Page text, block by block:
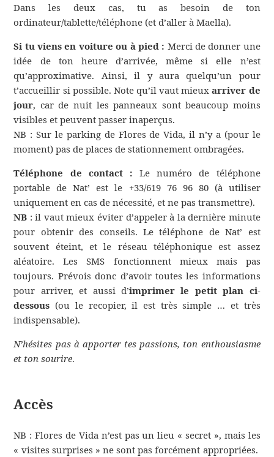
Dans les deux cas, tu as besoin de ton
ordinateur/tablette/téléphone (et d’aller à Maella).
Si tu viens en voiture ou à pied : Merci de donner une
idée de ton heure d’arrivée, même si elle n’est
qu’approximative. Ainsi, il y aura quelqu’un pour
t’accueillir si possible. Note qu’il vaut mieuxarriver de
jour, car de nuit les panneaux sont beaucoup moins
visibles et peuvent passer inaperçus.
NB : Sur le parking de Flores de Vida, il n’y a (pour le
moment) pas de places de stationnement ombragées.
Téléphone de contact : Le numéro de téléphone
portable de Nat’ est le +33/619 76 96 80 (à utiliser
uniquement en cas de nécessité, et ne pas transmettre).
NB : il vaut mieux éviter d’appeler à la dernière minute
pour obtenir des conseils. Le téléphone de Nat’ est
souvent éteint, et le réseau téléphonique est assez
aléatoire. Les SMS fonctionnent mieux mais pas
toujours. Prévois donc d’avoir toutes les informations
pour arriver, et aussi d’imprimer le petit plan ci-
dessous (ou le recopier, il est très simple … et très
indispensable).
N’hésites pas à apporter tes passions, ton enthousiasme
et ton sourire.
Accès
NB : Flores de Vida n’est pas un lieu « secret », mais les
« visites surprises » ne sont pas forcément appropriées.